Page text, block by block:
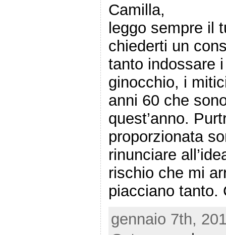
Camilla,
leggo sempre il
chiederti un
tanto indossare
ginocchio, i
anni 60 che
quest’anno.
proporzionata
rinunciare
rischio che mi
piacciano
gennaio 7th,